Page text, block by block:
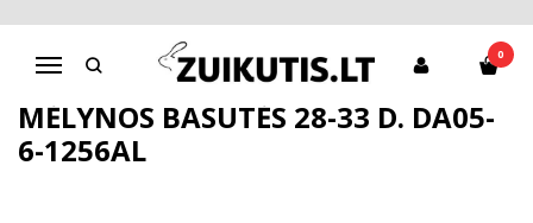
Navigacija
0
Pagrindinis
D.D.Step batai berniukams
Mėlynos basutės 28-33 d. DA05-6-1256AL
MĖLYNOS BASUTĖS 28-33 D. DA05-
6-1256AL